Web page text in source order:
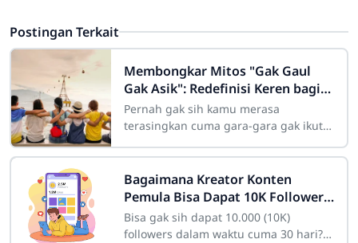
Postingan Terkait
Membongkar Mitos "Gak Gaul
Gak Asik": Redefinisi Keren bagi
Remaja Modern
Pernah gak sih kamu merasa
terasingkan cuma gara-gara gak ikut
kemarin? Atau merasa "kurang keren"
Bagaimana Kreator Konten
Pemula Bisa Dapat 10K Followers
dalam Sebulan
Bisa gak sih dapat 10.000 (10K)
followers dalam waktu cuma 30 hari?